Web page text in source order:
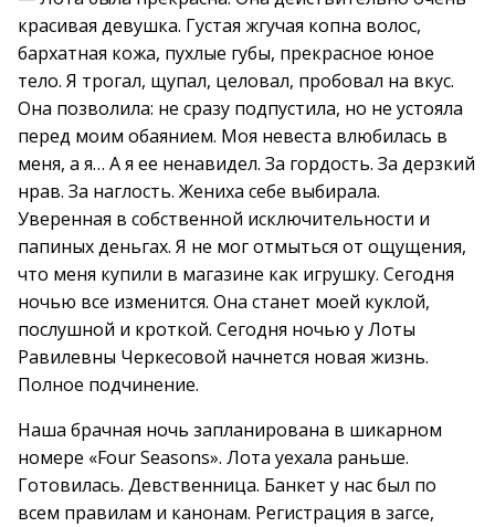
красивая девушка. Густая жгучая копна волос,
бархатная кожа, пухлые губы, прекрасное юное
тело. Я трогал, щупал, целовал, пробовал на вкус.
Она позволила: не сразу подпустила, но не устояла
перед моим обаянием. Моя невеста влюбилась в
меня, а я… А я ее ненавидел. За гордость. За дерзкий
нрав. За наглость. Жениха себе выбирала.
Уверенная в собственной исключительности и
папиных деньгах. Я не мог отмыться от ощущения,
что меня купили в магазине как игрушку. Сегодня
ночью все изменится. Она станет моей куклой,
послушной и кроткой. Сегодня ночью у Лоты
Равилевны Черкесовой начнется новая жизнь.
Полное подчинение.
Наша брачная ночь запланирована в шикарном
номере «Four Seasons». Лота уехала раньше.
Готовилась. Девственница. Банкет у нас был по
всем правилам и канонам. Регистрация в загсе,